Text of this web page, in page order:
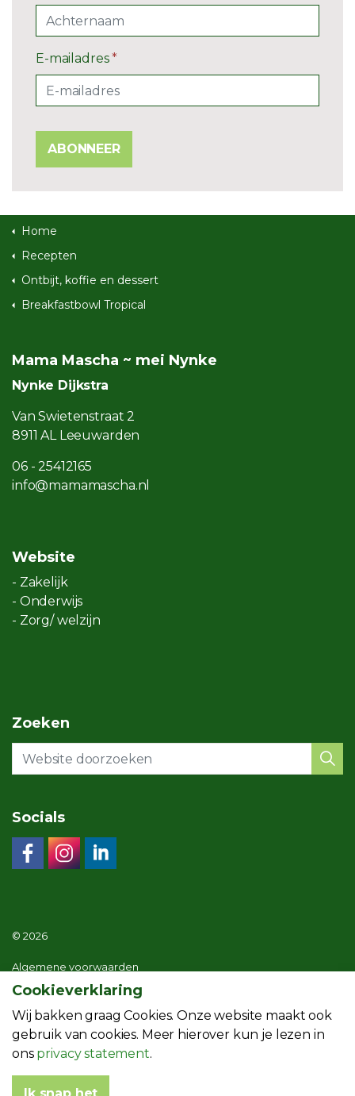
E-mailadres*
ABONNEER
Home
Recepten
Ontbijt, koffie en dessert
Breakfastbowl Tropical
Mama Mascha ~ mei Nynke
Nynke Dijkstra
Van Swietenstraat 2
8911 AL Leeuwarden
06 - 25412165
info@mamamascha.nl
Website
- Zakelijk
- Onderwijs
- Zorg/ welzijn
Zoeken
Socials
© 2026
Algemene voorwaarden
Privacy statement
Menuoverzicht website
Cookieverklaring
Wij bakken graag Cookies. Onze website maakt ook
gebruik van cookies. Meer hierover kun je lezen in
ons privacy statement.